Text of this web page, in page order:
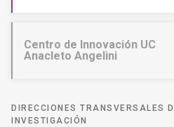
Centro de Innovación UC
Anacleto Angelini
DIRECCIONES TRANSVERSALES
INVESTIGACIÓN